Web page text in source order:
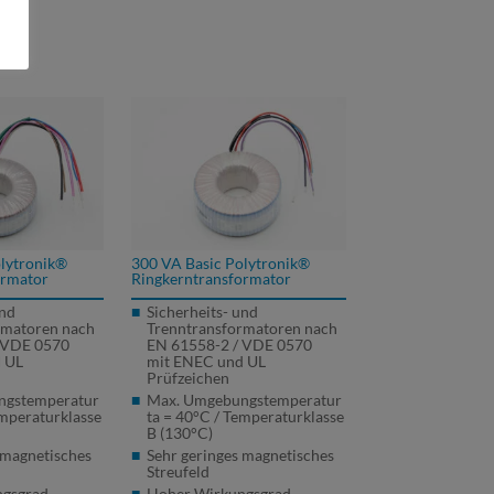
nach
VDE0570
300 VA Basic Polytronik®
Ringkerntransformator
Sicherheits- und
Trenntransformatoren nach
EN 61558-2 /VDE0570
mit ENEC und UL
Prüfzeichen
Max. Umgebungstemperatur
ta = 40°C / Temperaturklasse
B (130°C)
Sehr geringes magnetisches
Streufeld